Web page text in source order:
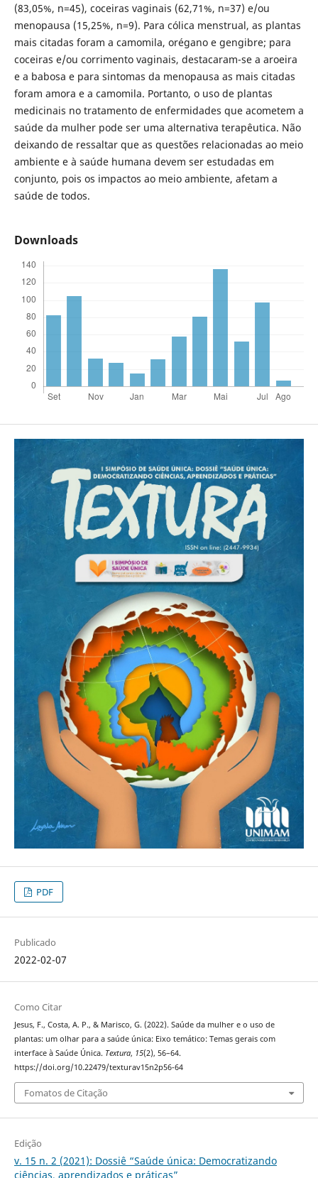
(83,05%, n=45), coceiras vaginais (62,71%, n=37) e/ou
menopausa (15,25%, n=9). Para cólica menstrual, as plantas
mais citadas foram a camomila, orégano e gengibre; para
coceiras e/ou corrimento vaginais, destacaram-se a aroeira
e a babosa e para sintomas da menopausa as mais citadas
foram amora e a camomila. Portanto, o uso de plantas
medicinais no tratamento de enfermidades que acometem a
saúde da mulher pode ser uma alternativa terapêutica. Não
deixando de ressaltar que as questões relacionadas ao meio
ambiente e à saúde humana devem ser estudadas em
conjunto, pois os impactos ao meio ambiente, afetam a
saúde de todos.
Downloads
PDF
Publicado
2022-02-07
Como Citar
Jesus, F., Costa, A. P., & Marisco, G. (2022). Saúde da mulher e o uso de
plantas: um olhar para a saúde única: Eixo temático: Temas gerais com
interface à Saúde Única. Textura, 15(2), 56–64.
https://doi.org/10.22479/texturav15n2p56-64
Fomatos de Citação
Edição
v. 15 n. 2 (2021): Dossiê “Saúde única: Democratizando
ciências, aprendizados e práticas”